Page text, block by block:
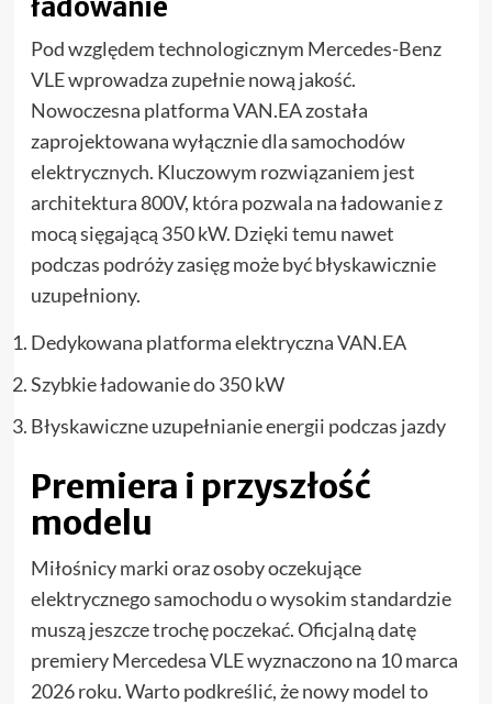
ładowanie
Pod względem technologicznym Mercedes-Benz
VLE wprowadza zupełnie nową jakość.
Nowoczesna platforma VAN.EA została
zaprojektowana wyłącznie dla samochodów
elektrycznych. Kluczowym rozwiązaniem jest
architektura 800V, która pozwala na ładowanie z
mocą sięgającą 350 kW. Dzięki temu nawet
podczas podróży zasięg może być błyskawicznie
uzupełniony.
Dedykowana platforma elektryczna VAN.EA
Szybkie ładowanie do 350 kW
Błyskawiczne uzupełnianie energii podczas jazdy
Premiera i przyszłość
modelu
Miłośnicy marki oraz osoby oczekujące
elektrycznego samochodu o wysokim standardzie
muszą jeszcze trochę poczekać. Oficjalną datę
premiery Mercedesa VLE wyznaczono na 10 marca
2026 roku. Warto podkreślić, że nowy model to